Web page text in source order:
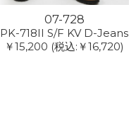
07-728
PK-718II S/F KV D-Jeans
￥15,200 (税込:￥16,720)